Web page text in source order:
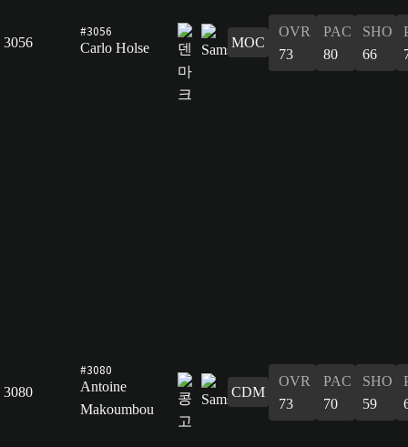
3056
#3056
Carlo Holse
MOC
OVR
73
PAC
80
SHO
66
3080
#3080
Antoine
Makoumbou
CDM
OVR
73
PAC
70
SHO
59